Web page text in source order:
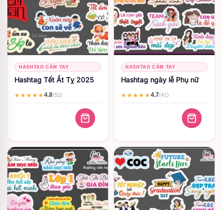
HASHTAG CẦM TAY
Hashtag Tết Ất Tỵ 2025
★★★★★4.8(51)
HASHTAG CẦM TAY
Hashtag ngày lễ Phụ nữ
★★★★★4.7(41)